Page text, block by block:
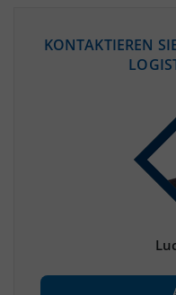
(STAND:
(Landkreis / Kreisfreie Stadt)
BESCHÄFTIGUNG
KONTAKTIEREN